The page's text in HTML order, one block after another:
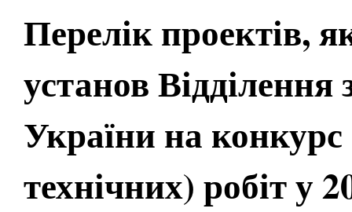
Перелік проектів,
установ Відділення
України на
технічних) робіт у